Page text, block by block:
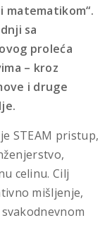
matematikom“.
sa
proleća
– kroz
i druge
STEAM pristup,
celinu. Cilj
mišljenje,